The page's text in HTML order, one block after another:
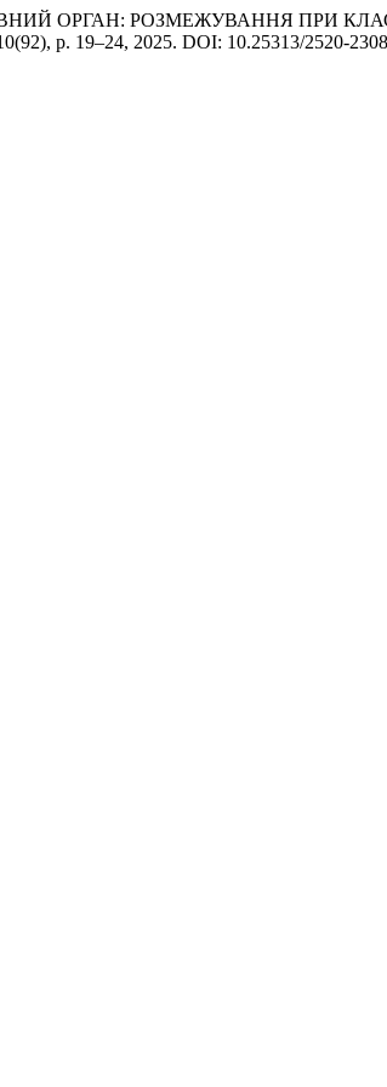
ОРГАН: РОЗМЕЖУВАННЯ ПРИ
p. 19–24, 2025. DOI: 10.25313/2520-